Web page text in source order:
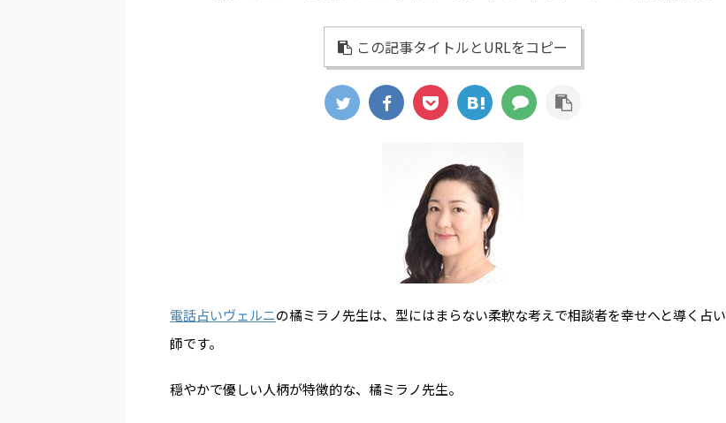
この記事タイトルとURLをコピー
電話占いヴェルニの橘ミラノ先生は、型にはまらない柔軟な考えで相談者を幸せへと導く占い
師です。
穏やかで優しい人柄が特徴的な、橘ミラノ先生。